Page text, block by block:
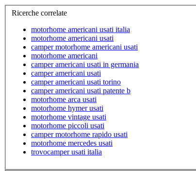
Ricerche correlate
motorhome americani usati italia
motorhome americani usati
camper motorhome americani usati
motorhome americani
camper americani usati in germania
camper americani usati
camper americani usati torino
camper americani usati patente b
motorhome arca usati
motorhome hymer usati
motorhome vintage usati
motorhome piccoli usati
camper motorhome rapido usati
motorhome mercedes usati
trovocamper usati italia